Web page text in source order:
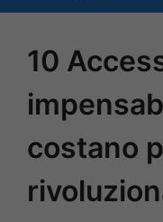
10
costano